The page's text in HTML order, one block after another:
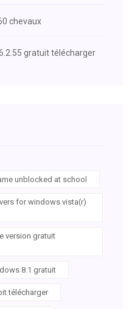
chevaux
gratuit télécharger
unblocked at school
for windows vista(r)
version gratuit
8.1 gratuit
télécharger